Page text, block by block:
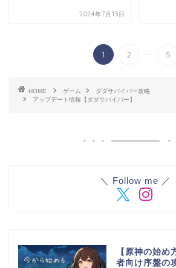
2024年7月13日
1 2 ... 5
HOME ゲーム
ダダサバイバー攻略
アップデート情報【ダダサバイバー】
＼ Follow me ／
【原神の始
者向け序盤の